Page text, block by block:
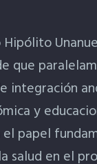
Hipólito
que
integración
y
papel
salud en el